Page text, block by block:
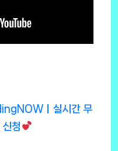
ㅣ실시간 무
신청